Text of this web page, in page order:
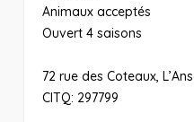
Animaux acceptés
Ouvert 4 saisons
72 rue des Coteaux,
CITQ: 297799